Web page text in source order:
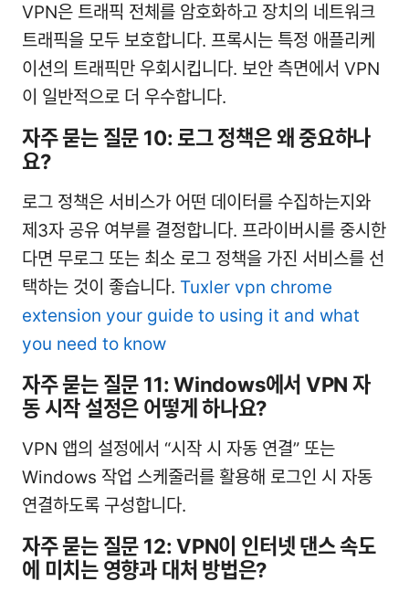
VPN은 트래픽 전체를 암호화하고 장치의 네트워크
트래픽을 모두 보호합니다. 프록시는 특정 애플리케
이션의 트래픽만 우회시킵니다. 보안 측면에서 VPN
이 일반적으로 더 우수합니다.
자주 묻는 질문 10: 로그 정책은 왜 중요하나
요?
로그 정책은 서비스가 어떤 데이터를 수집하는지와
제3자 공유 여부를 결정합니다. 프라이버시를 중시한
다면 무로그 또는 최소 로그 정책을 가진 서비스를 선
택하는 것이 좋습니다. Tuxler vpn chrome
extension your guide to using it and what
you need to know
자주 묻는 질문 11: Windows에서 VPN 자
동 시작 설정은 어떻게 하나요?
VPN 앱의 설정에서 “시작 시 자동 연결” 또는
Windows 작업 스케줄러를 활용해 로그인 시 자동
연결하도록 구성합니다.
자주 묻는 질문 12: VPN이 인터넷 댄스 속도
에 미치는 영향과 대처 방법은?